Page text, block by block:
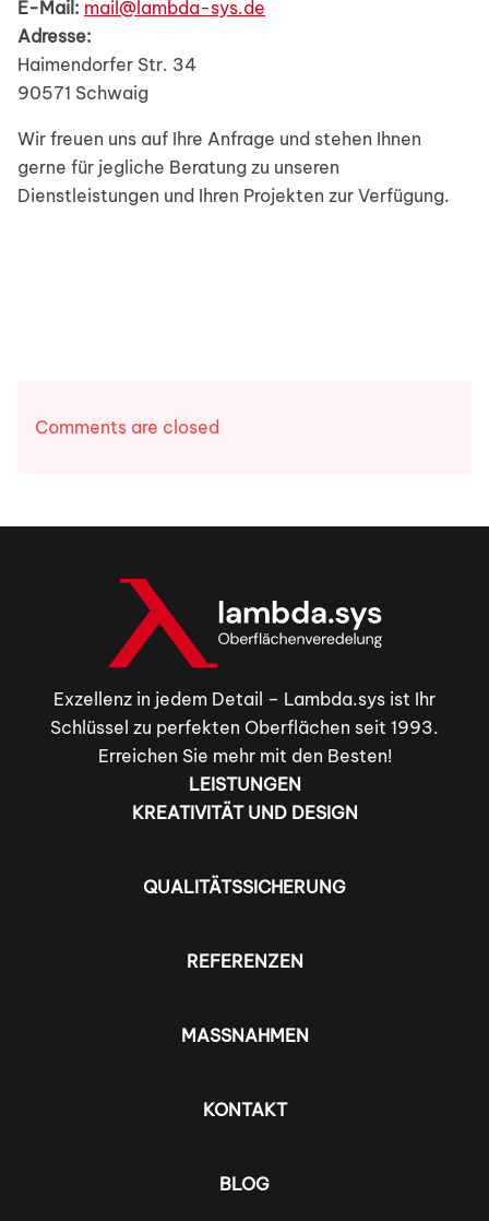
E-Mail: mail@lambda-sys.de
Adresse:
Haimendorfer Str. 34
90571 Schwaig
Wir freuen uns auf Ihre Anfrage und stehen Ihnen
gerne für jegliche Beratung zu unseren
Dienstleistungen und Ihren Projekten zur Verfügung.
Comments are closed
Exzellenz in jedem Detail – Lambda.sys ist Ihr
Schlüssel zu perfekten Oberflächen seit 1993.
Erreichen Sie mehr mit den Besten!
LEISTUNGEN
KREATIVITÄT UND DESIGN
QUALITÄTSSICHERUNG
REFERENZEN
MASSNAHMEN
KONTAKT
BLOG